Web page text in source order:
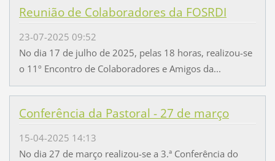
Reunião de Colaboradores da FOSRDI
23-07-2025 09:52
No dia 17 de julho de 2025, pelas 18 horas, realizou-se
o 11º Encontro de Colaboradores e Amigos da...
Conferência da Pastoral - 27 de março
15-04-2025 14:13
No dia 27 de março realizou-se a 3.ª Conferência do